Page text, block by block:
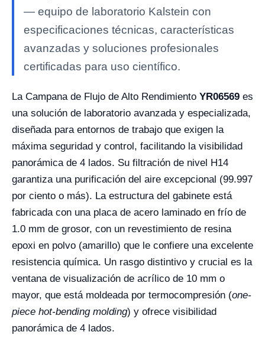
— equipo de laboratorio Kalstein con
especificaciones técnicas, características
avanzadas y soluciones profesionales
certificadas para uso científico.
La Campana de Flujo de Alto Rendimiento YR06569 es
una solución de laboratorio avanzada y especializada,
diseñada para entornos de trabajo que exigen la
máxima seguridad y control, facilitando la visibilidad
panorámica de 4 lados. Su filtración de nivel H14
garantiza una purificación del aire excepcional (99.997
por ciento o más). La estructura del gabinete está
fabricada con una placa de acero laminado en frío de
1.0 mm de grosor, con un revestimiento de resina
epoxi en polvo (amarillo) que le confiere una excelente
resistencia química. Un rasgo distintivo y crucial es la
ventana de visualización de acrílico de 10 mm o
mayor, que está moldeada por termocompresión (one-
piece hot-bending molding) y ofrece visibilidad
panorámica de 4 lados.